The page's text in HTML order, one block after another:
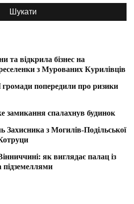
та відкрила бізнес на
з Мурованих Курилівців
попередили про ризики
замикання спалахнув будинок
Захисника з Могилів-Подільської
як виглядає палац із
підземеллями